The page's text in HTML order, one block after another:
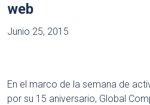
web
Junio 25, 2015
En el marco de la semana de
por su 15 aniversario, Global